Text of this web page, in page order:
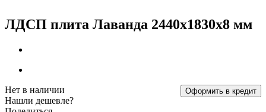
ЛДСП плита Лаванда 2440х1830x8 мм
Оформить в кредит
Нет в наличии
Нашли дешевле?